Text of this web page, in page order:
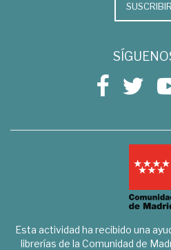
Esta actividad ha recibido una
librerías de la Comunidad de